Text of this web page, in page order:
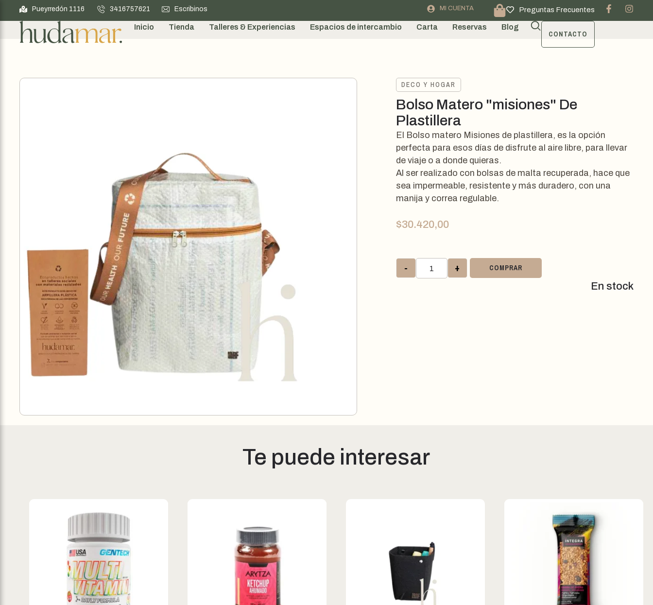
Pueyrredón 1116 3416757621 Escribinos MI CUENTA Preguntas Frecuentes
Inicio Tienda Talleres & Experiencias Espacios de intercambio Carta Reservas Blog
CONTACTO
DECO Y HOGAR
Bolso Matero "misiones" De
Plastillera
El Bolso matero Misiones de plastillera, es la opción
perfecta para esos días de disfrute al aire libre, para llevar
de viaje o a donde quieras.
Al ser realizado con bolsas de malta recuperada, hace que
sea impermeable, resistente y más duradero, con una
manija y correa regulable.
$30.420,00
- + COMPRAR
En stock
Te puede interesar